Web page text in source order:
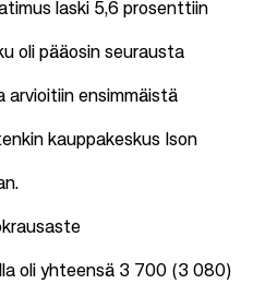
laski 5,6 prosenttiin
oli pääosin seurausta
arvioitiin ensimmäistä
kauppakeskus Ison
oli yhteensä 3 700 (3 080)